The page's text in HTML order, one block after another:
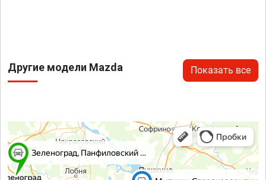
Другие модели Mazda Показать все